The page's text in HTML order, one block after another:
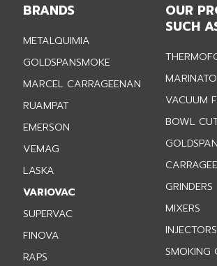
BRANDS
METALQUIMIA
GOLDSPANSMOKE
MARCEL CARRAGEENAN
RUAMPAT
EMERSON
VEMAG
LASKA
VARIOVAC
SUPERVAC
FINOVA
RAPS
OUR
SUCH
VACUUM
BOWL
GRINDERS
MIXERS
INJECTORS
SMOKING